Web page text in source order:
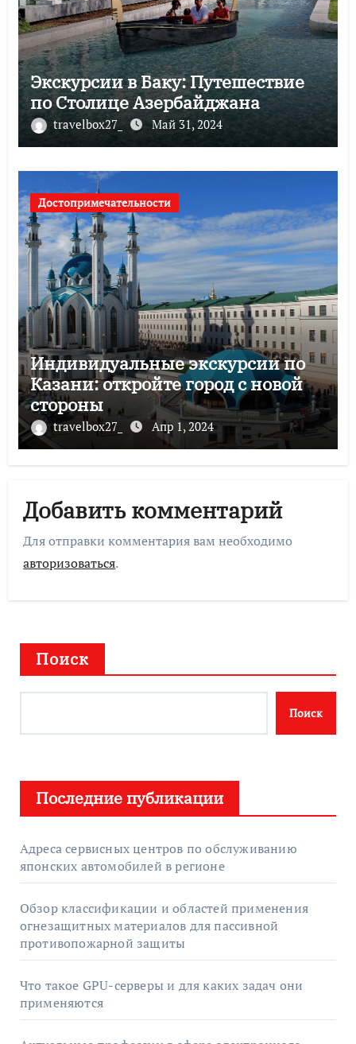
Экскурсии в Баку: Путешествие
по Столице Азербайджана
travelbox27_ Май 31, 2024
Достопримечательности
Индивидуальные экскурсии по
Казани: откройте город с новой
стороны
travelbox27_ Апр 1, 2024
Добавить комментарий
Для отправки комментария вам необходимо
авторизоваться.
Поиск
Поиск
Последние публикации
Адреса сервисных центров по обслуживанию
японских автомобилей в регионе
Обзор классификации и областей применения
огнезащитных материалов для пассивной
противопожарной защиты
Что такое GPU-серверы и для каких задач они
применяются